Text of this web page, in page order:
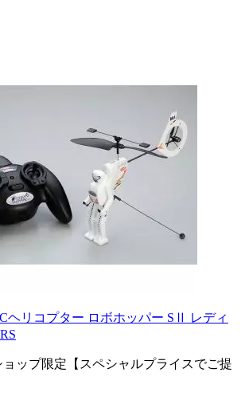
ヘリコプター ロボホッパー SⅡ レディ
ップ限定【スペシャルプライスでご提